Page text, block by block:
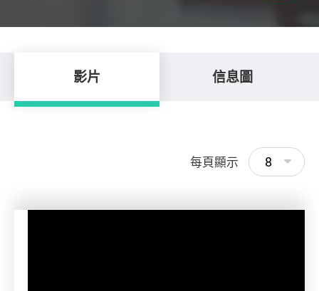
影片 信息圖
每頁顯示 8